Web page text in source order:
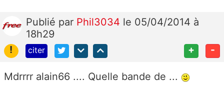
Publié par Phil3034 le 05/04/2014 à
18h29
!
citer + -
Mdrrrr alain66 .... Quelle bande de ...